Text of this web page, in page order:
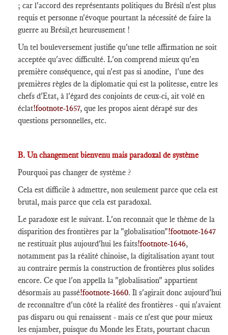
; car l'accord des représentants politiques du Brésil n'est plus
requis et personne n'évoque pourtant la nécessité de faire la
guerre au Brésil,et heureusement !
Un tel bouleversement justifie qu'une telle affirmation ne soit
acceptée qu'avec difficulté. L'on comprend mieux qu'en
première conséquence, qui n'est pas si anodine, l'une des
premières règles de la diplomatie qui est la politesse, entre les
chefs d'Etat, à l'égard des conjoints de ceux-ci, ait volé en
éclat!footnote-1657, que les propos aient dérapé sur des
questions personnelles, etc.
B. Un changement bienvenu mais paradoxal de système
Pourquoi pas changer de système ?
Cela est difficile à admettre, non seulement parce que cela est
brutal, mais parce que cela est paradoxal.
Le paradoxe est le suivant. L'on reconnait que le thème de la
disparition des frontières par la "globalisation"!footnote-1647
ne restituait plus aujourd'hui les faits!footnote-1646,
notamment pas la réalité chinoise, la digitalisation ayant tout
au contraire permis la construction de frontières plus solides
encore. Ce que l'on appella la "globalisation" appartient
désormais au passé!footnote-1660. Il s'agirait donc aujourd'hui
de reconnaître d'un côté la réalité des frontières - qui n'avaient
pas disparu ou qui renaissent - mais ce n'est que pour mieux
les enjamber, puisque du Monde les Etats, pourtant chacun